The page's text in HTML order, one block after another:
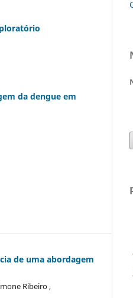
da dengue em
de uma abordagem
Ribeiro ,